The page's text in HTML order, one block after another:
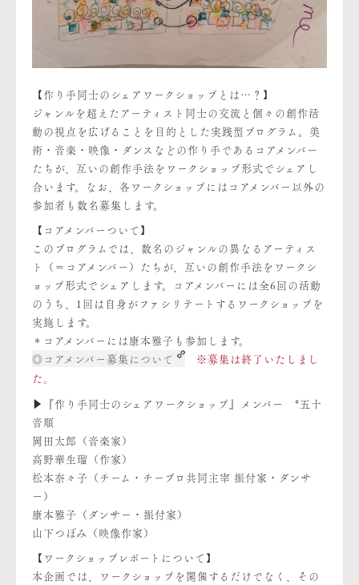
【作り手同士のシェアワークショップとは…？】
ジャンルを超えたアーティスト同士の交流と個々の創作活
動の視点を広げることを目的とした実践型プログラム。美
術・音楽・映像・ダンスなどの作り手であるコアメンバー
たちが、互いの創作手法をワークショップ形式でシェアし
合います。なお、各ワークショップにはコアメンバー以外の
参加者も数名募集します。
【コアメンバーついて】
このプログラムでは、数名のジャンルの異なるアーティス
ト（＝コアメンバー）たちが、互いの創作手法をワークシ
ョップ形式でシェアします。コアメンバーには全6回の活動
のうち、1回は自身がファシリテートするワークショップを
実施します。
＊コアメンバーには康本雅子も参加します。
◎コアメンバー募集について
※募集は終了いたしまし
た。
▶『作り手同士のシェアワークショップ』メンバー *五十
音順
岡田太郎（音楽家）
高野華生瑠（作家）
松本奈々子（チーム・チープロ共同主宰 振付家・ダンサ
ー）
康本雅子（ダンサー・振付家）
山下つぼみ（映像作家）
【ワークショップレポートについて】
本企画では、ワークショップを開催するだけでなく、その